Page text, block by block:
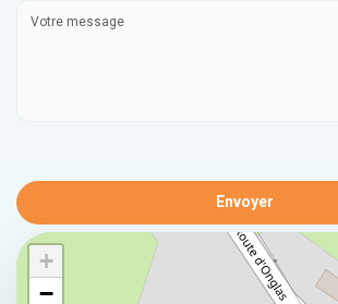
Envoyer
+
−